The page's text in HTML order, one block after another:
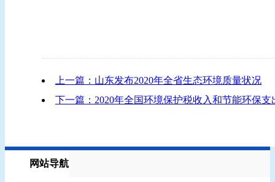
上一篇：山东发布2020年全省生态环境质量状况
下一篇：2020年全国环境保护税收入和节能环保
网站导航